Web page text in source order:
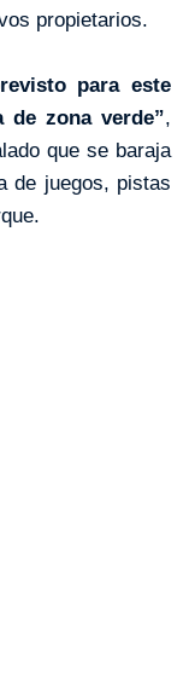
propietarios.
para este
de zona verde”,
que se baraja
de juegos, pistas